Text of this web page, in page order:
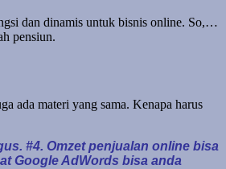
dan dinamis untuk bisnis online. So,…
pensiun.
ada materi yang sama. Kenapa harus
#4. Omzet penjualan online bisa
Google AdWords bisa anda